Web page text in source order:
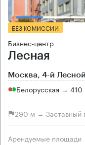
БЕЗ КОМИССИИ
Бизнес-центр
Лесная
Москва, 4-й
Белорусская → 410
290 м → Заставный
Арендуемые площади